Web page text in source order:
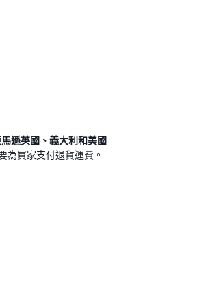
馬遜英國、義大利和美國
為買家支付退貨運費。